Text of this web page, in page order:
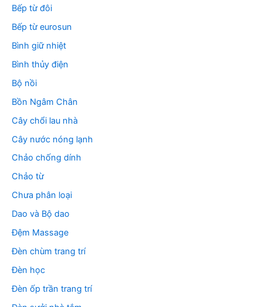
Bếp từ đôi
Bếp từ eurosun
Bình giữ nhiệt
Bình thủy điện
Bộ nồi
Bồn Ngâm Chân
Cây chổi lau nhà
Cây nước nóng lạnh
Chảo chống dính
Chảo từ
Chưa phân loại
Dao và Bộ dao
Đệm Massage
Đèn chùm trang trí
Đèn học
Đèn ốp trần trang trí